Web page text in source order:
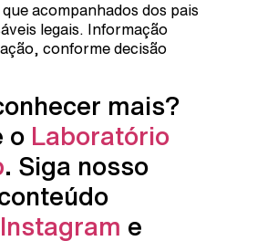
acompanhados dos pais
legais. Informação
conforme decisão
mais?
o Laboratório
. Siga nosso
Instagram e